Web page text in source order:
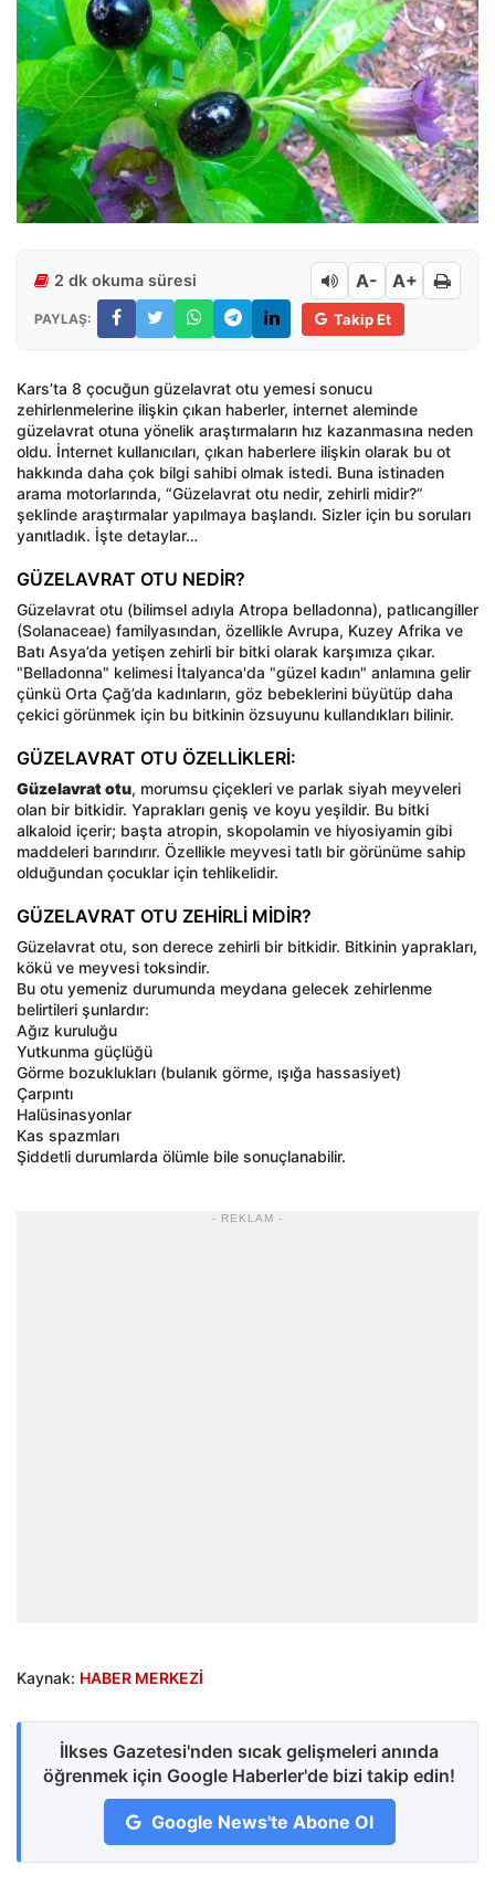
2 dk okuma süresi A- A+
PAYLAŞ: Takip Et
Kars’ta 8 çocuğun güzelavrat otu yemesi sonucu
zehirlenmelerine ilişkin çıkan haberler, internet aleminde
güzelavrat otuna yönelik araştırmaların hız kazanmasına neden
oldu. İnternet kullanıcıları, çıkan haberlere ilişkin olarak bu ot
hakkında daha çok bilgi sahibi olmak istedi. Buna istinaden
arama motorlarında, “Güzelavrat otu nedir, zehirli midir?”
şeklinde araştırmalar yapılmaya başlandı. Sizler için bu soruları
yanıtladık. İşte detaylar…
GÜZELAVRAT OTU NEDİR?
Güzelavrat otu (bilimsel adıyla Atropa belladonna), patlıcangiller
(Solanaceae) familyasından, özellikle Avrupa, Kuzey Afrika ve
Batı Asya’da yetişen zehirli bir bitki olarak karşımıza çıkar.
"Belladonna" kelimesi İtalyanca'da "güzel kadın" anlamına gelir
çünkü Orta Çağ’da kadınların, göz bebeklerini büyütüp daha
çekici görünmek için bu bitkinin özsuyunu kullandıkları bilinir.
GÜZELAVRAT OTU ÖZELLİKLERİ:
Güzelavrat otu, morumsu çiçekleri ve parlak siyah meyveleri
olan bir bitkidir. Yaprakları geniş ve koyu yeşildir. Bu bitki
alkaloid içerir; başta atropin, skopolamin ve hiyosiyamin gibi
maddeleri barındırır. Özellikle meyvesi tatlı bir görünüme sahip
olduğundan çocuklar için tehlikelidir.
GÜZELAVRAT OTU ZEHİRLİ MİDİR?
Güzelavrat otu, son derece zehirli bir bitkidir. Bitkinin yaprakları,
kökü ve meyvesi toksindir.
Bu otu yemeniz durumunda meydana gelecek zehirlenme
belirtileri şunlardır:
Ağız kuruluğu
Yutkunma güçlüğü
Görme bozuklukları (bulanık görme, ışığa hassasiyet)
Çarpıntı
Halüsinasyonlar
Kas spazmları
Şiddetli durumlarda ölümle bile sonuçlanabilir.
- REKLAM -
Kaynak: HABER MERKEZİ
İlkses Gazetesi'nden sıcak gelişmeleri anında
öğrenmek için Google Haberler'de bizi takip edin!
Google News'te Abone Ol